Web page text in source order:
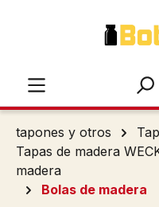
tapones y otros
Tapas de madera
madera
Bolas de madera